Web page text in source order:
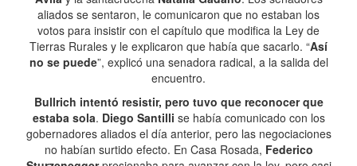
aliados se sentaron, le comunicaron que no estaban los
votos para insistir con el capítulo que modifica la Ley de
Tierras Rurales y le explicaron que había que sacarlo. “Así
no se puede”, explicó una senadora radical, a la salida del
encuentro.
Bullrich intentó resistir, pero tuvo que reconocer que
estaba sola. Diego Santilli se había comunicado con los
gobernadores aliados el día anterior, pero las negociaciones
no habían surtido efecto. En Casa Rosada, Federico